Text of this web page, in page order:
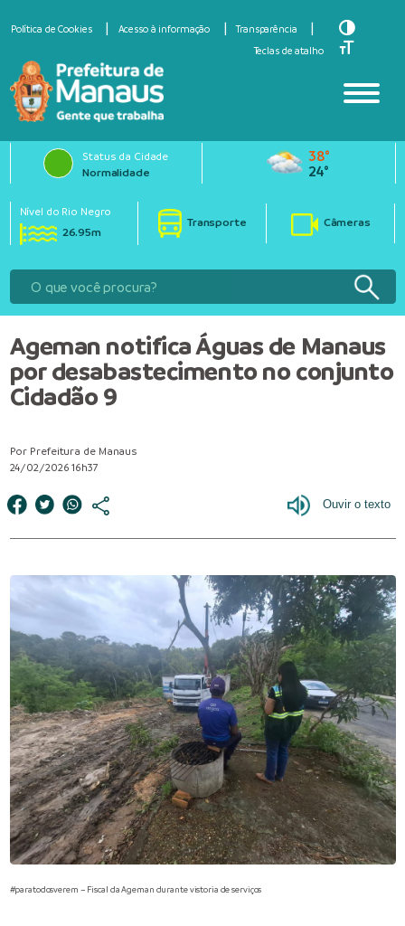
Política de Cookies Acesso à informação
Transparência
Teclas de atalho
Toggle
Toggle
Status da Cidade
Normalidade
38°
24°
Nível do Rio Negro
26.95m
Transporte Câmeras
Ageman notifica Águas de Manaus
por desabastecimento no conjunto
Cidadão 9
Por Prefeitura de Manaus
24/02/2026 16h37
#paratodosverem – Fiscal da Ageman durante vistoria de serviços